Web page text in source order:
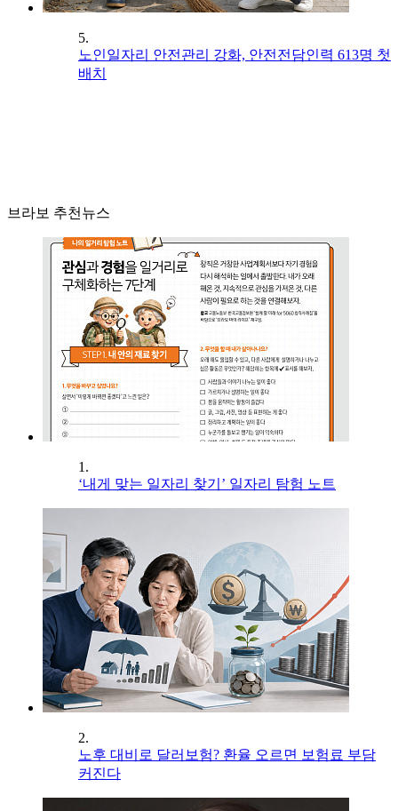
5.
노인일자리 안전관리 강화, 안전전담인력 613명 첫
배치
브라보 추천뉴스
1.
‘내게 맞는 일자리 찾기’ 일자리 탐험 노트
2.
노후 대비로 달러보험? 환율 오르면 보험료 부담
커진다